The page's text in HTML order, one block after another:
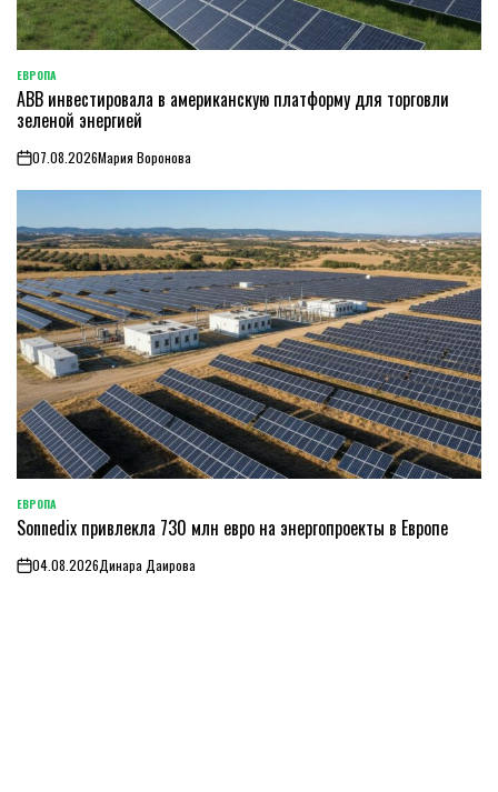
ОПУБЛИКОВАНО
В
ЕВРОПА
ABB инвестировала в американскую платформу для торговли
зеленой энергией
on07.08.2026Мария Воронова
ОПУБЛИКОВАНО
В
ЕВРОПА
Sonnedix привлекла 730 млн евро на энергопроекты в Европе
on04.08.2026Динара Даирова